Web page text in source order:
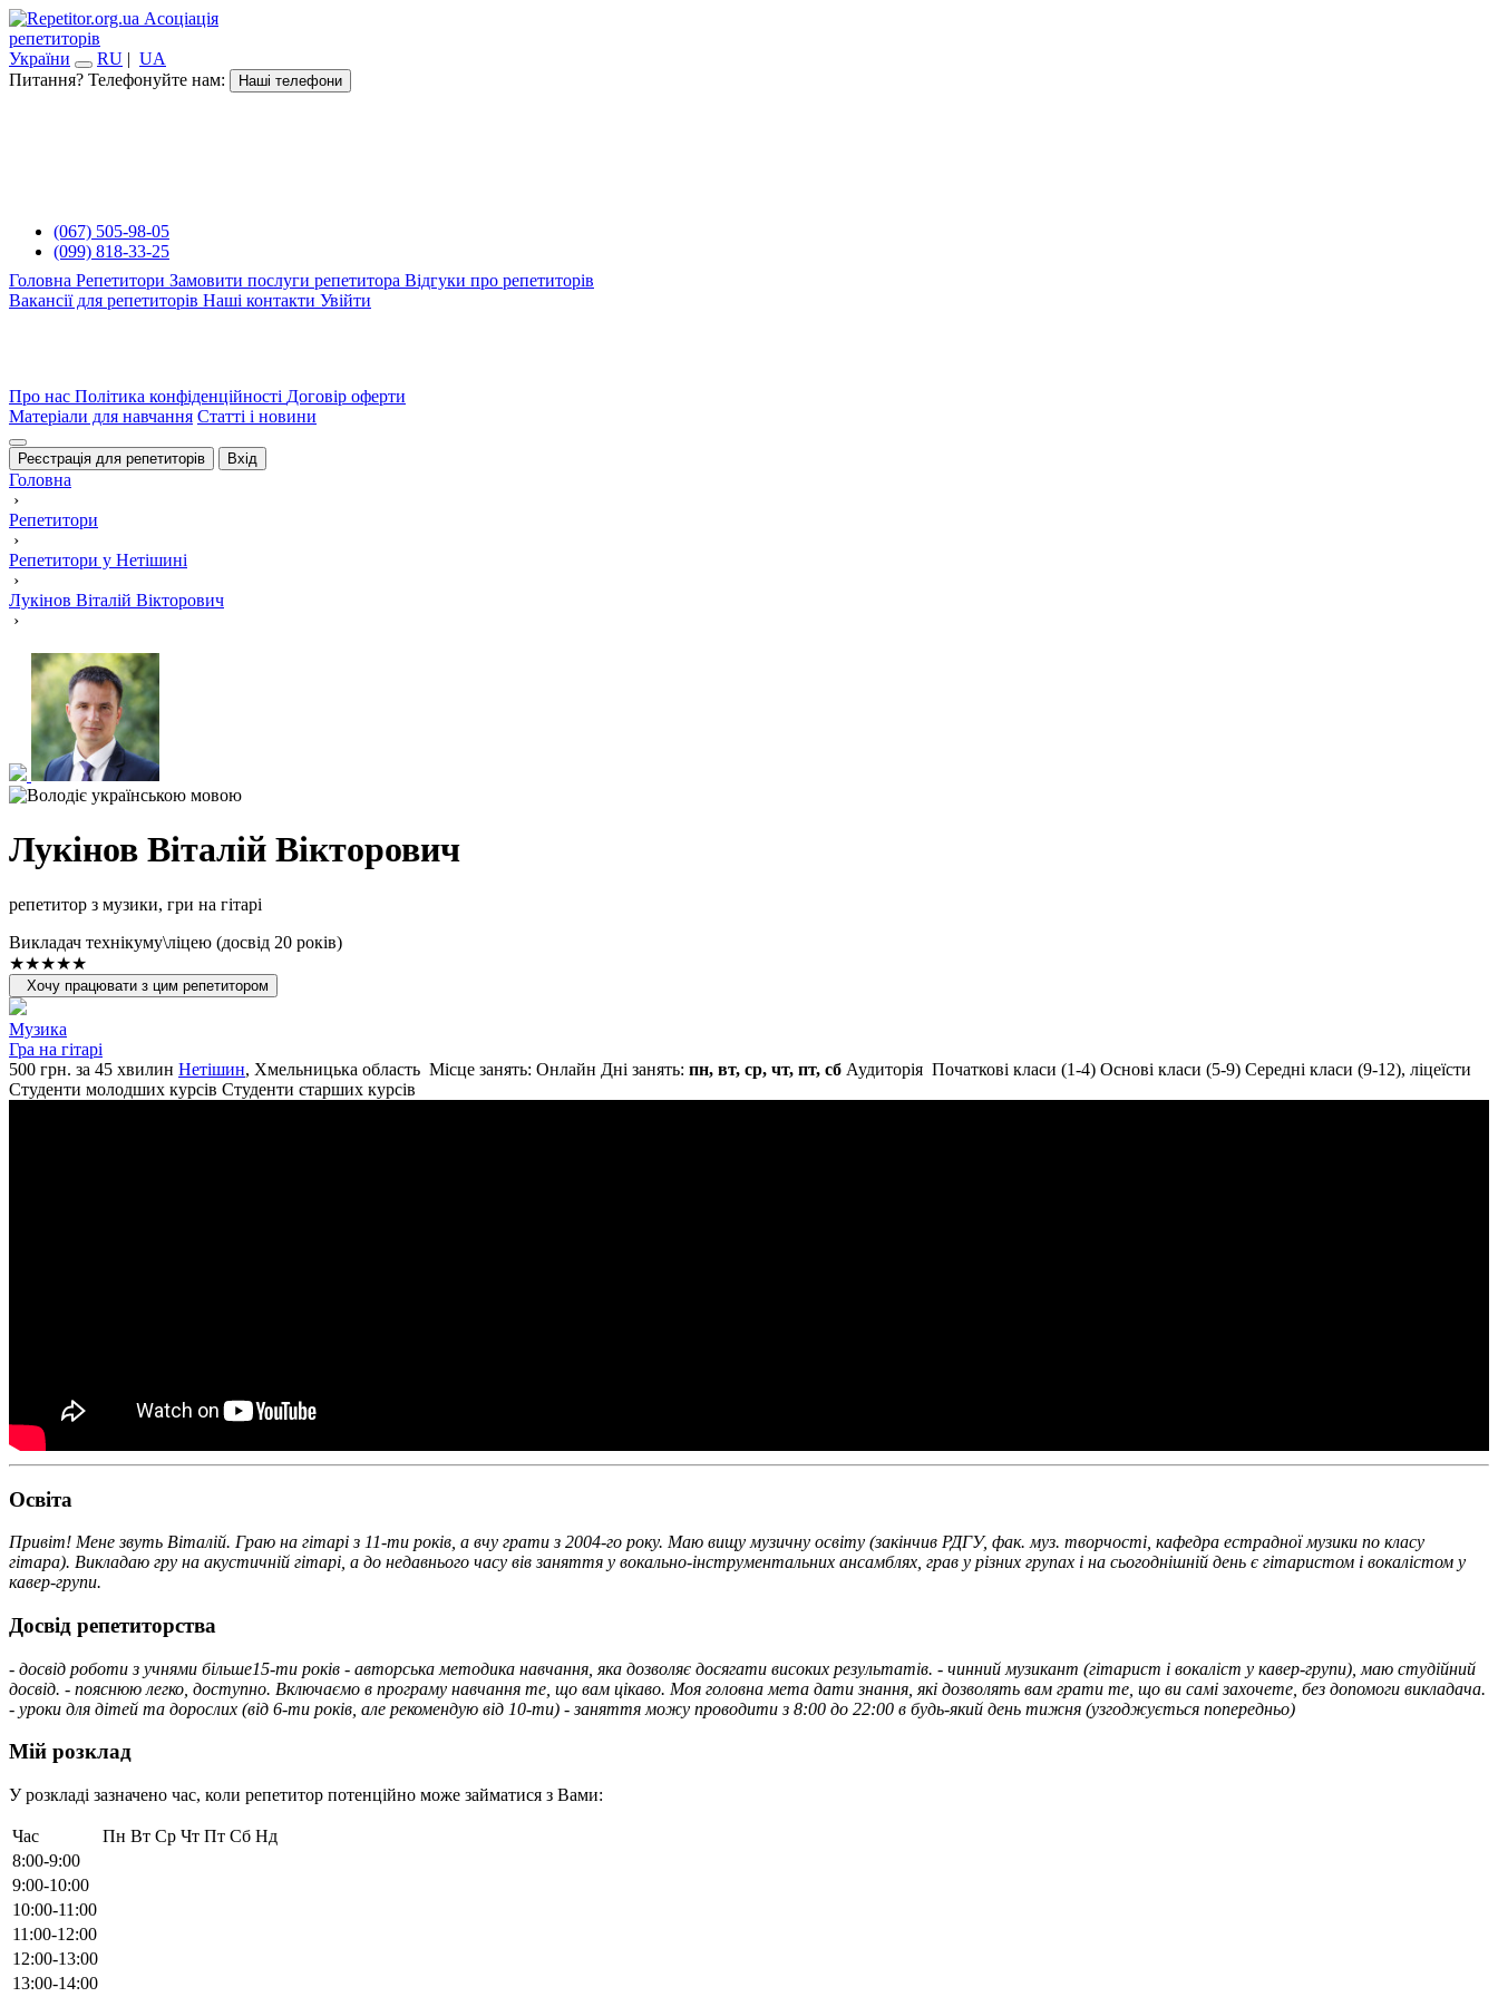
Асоціація
репетиторів
України
RU | UA
Питання? Телефонуйте нам:
Наші телефони
(067) 505-98-05
(099) 818-33-25
Головна Репетитори Замовити послуги репетитора Відгуки про репетиторів
Вакансії для репетиторів Наші контакти Увійти
Про нас Політика конфіденційності Договір оферти
Матеріали для навчання Статті і новини
Реєстрація для репетиторів Вхід
Головна
›
Репетитори
›
Репетитори у Нетішині
›
Лукінов Віталій Вікторович
›
Лукінов Віталій Вікторович
репетитор з музики, гри на гітарі
Викладач технікуму\ліцею (досвід 20 років)
★★★★★
Хочу працювати з цим репетитором
Музика
Гра на гітарі
500 грн. за 45 хвилин Нетішин, Хмельницька область Місце занять: Онлайн Дні занять: пн, вт, ср, чт, пт, сб Аудиторія Початкові класи (1-4) Основі класи (5-9) Середні класи (9-12), ліцеїсти
Студенти молодших курсів Студенти старших курсів
Освiта
Привіт! Мене звуть Віталій. Граю на гітарі з 11-ти років, а вчу грати з 2004-го року. Маю вищу музичну освіту (закінчив РДГУ, фак. муз. творчості, кафедра естрадної музики по класу
гітара). Викладаю гру на акустичній гітарі, а до недавнього часу вів заняття у вокально-інструментальних ансамблях, грав у різних групах і на сьогоднішній день є гітаристом і вокалістом у
кавер-групи.
Досвід репетиторства
- досвід роботи з учнями більше15-ти років - авторська методика навчання, яка дозволяє досягати високих результатів. - чинний музикант (гітарист і вокаліст у кавер-групи), маю студійний
досвід. - пояснюю легко, доступно. Включаємо в програму навчання те, що вам цікаво. Моя головна мета дати знання, які дозволять вам грати те, що ви самі захочете, без допомоги викладача.
- уроки для дітей та дорослих (від 6-ти років, але рекомендую від 10-ти) - заняття можу проводити з 8:00 до 22:00 в будь-який день тижня (узгоджується попередньо)
Мій розклад
У розкладі зазначено час, коли репетитор потенційно може займатися з Вами:
Час Пн Вт Ср Чт Пт Сб Нд
8:00-9:00
9:00-10:00
10:00-11:00
11:00-12:00
12:00-13:00
13:00-14:00